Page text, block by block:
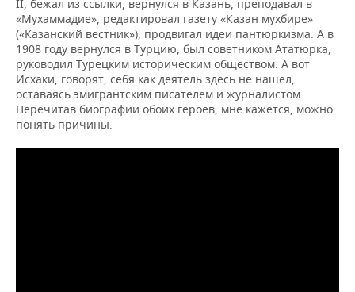
II, бежал из ссылки, вернулся в Казань, преподавал в
«Мухаммадие», редактировал газету «Казан мухбире»
(«Казанский вестник»), продвигал идеи пантюркизма. А в
1908 году вернулся в Турцию, был советником Ататюрка,
руководил Турецким историческим обществом. А вот
Исхаки, говорят, себя как деятель здесь не нашел,
оставаясь эмигрантским писателем и журналистом.
Перечитав биографии обоих героев, мне кажется, можно
понять причины.